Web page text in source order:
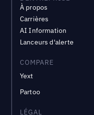
À propos
Carrières
AI Information
Lanceurs d'alerte
COMPARE
Yext
Partoo
LÉGAL